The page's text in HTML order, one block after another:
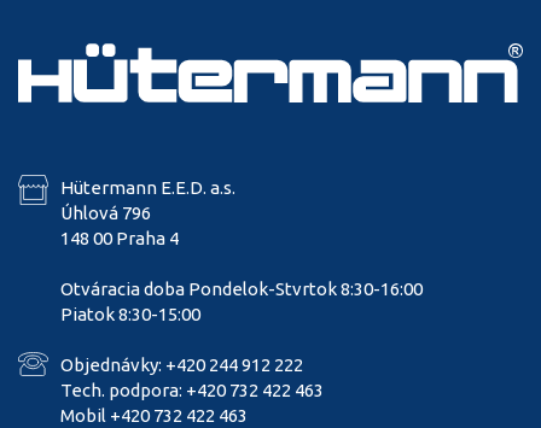
Hütermann E.E.D. a.s.
Úhlová 796
148 00 Praha 4
Otváracia doba Pondelok-Stvrtok 8:30-16:00
Piatok 8:30-15:00
Objednávky: +420 244 912 222
Tech. podpora: +420 732 422 463
Mobil +420 732 422 463